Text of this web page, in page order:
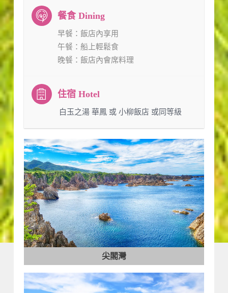
早餐 ：飯店內享用
午餐 ：船上輕鬆食
晚餐 ：飯店內會席料理
：白玉之湯 華鳳 或 小柳飯店 或同等級
尖閣灣